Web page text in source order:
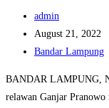
KAMMI
terpilih
2022-
Post
author:
admin
Post
published:
August 21, 2022
Post
Bandar Lampung
BANDAR LAMPUNG,
relawan Ganjar Pranowo